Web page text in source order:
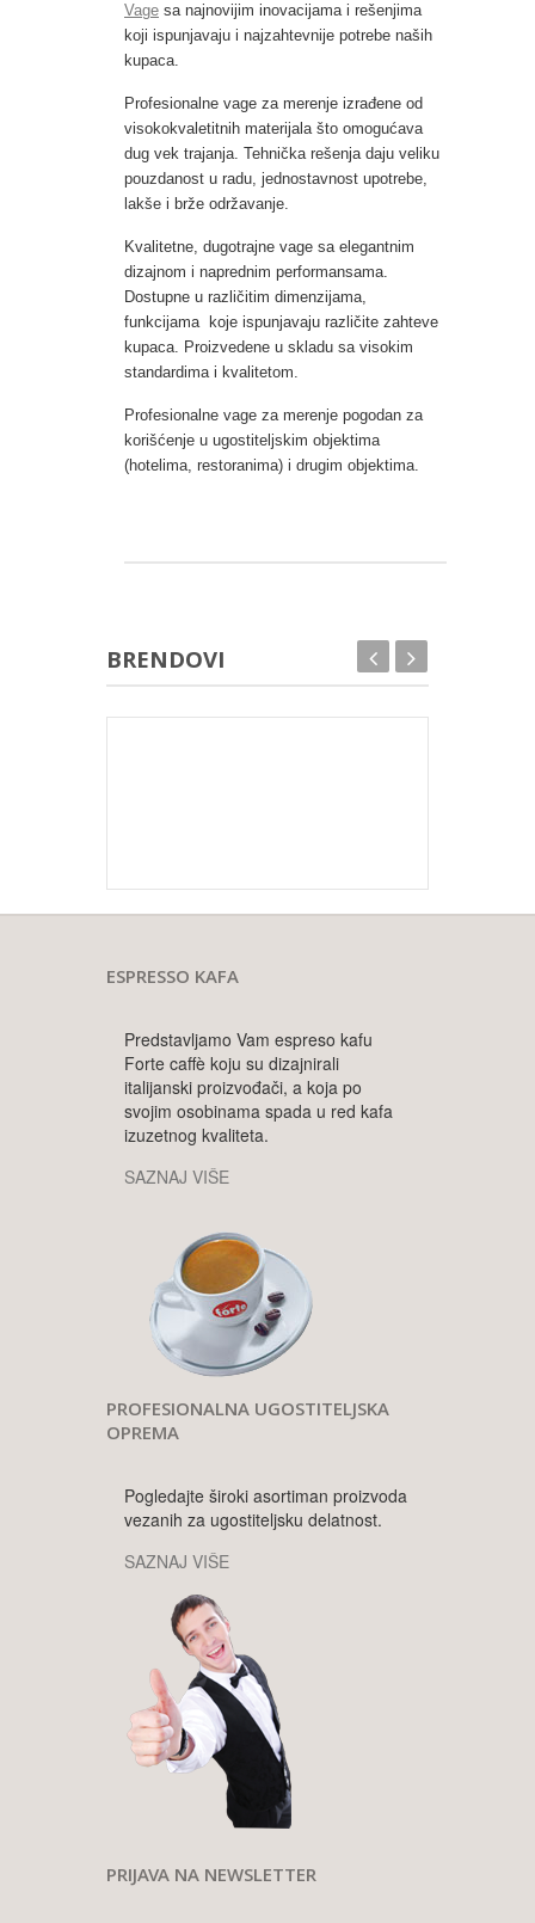
Vage sa najnovijim inovacijama i rešenjima
koji ispunjavaju i najzahtevnije potrebe naših
kupaca.
Profesionalne vage za merenje izrađene od
visokokvaletitnih materijala što omogućava
dug vek trajanja. Tehnička rešenja daju veliku
pouzdanost u radu, jednostavnost upotrebe,
lakše i brže održavanje.
Kvalitetne, dugotrajne vage sa elegantnim
dizajnom i naprednim performansama.
Dostupne u različitim dimenzijama,
funkcijama koje ispunjavaju različite zahteve
kupaca. Proizvedene u skladu sa visokim
standardima i kvalitetom.
Profesionalne vage za merenje pogodan za
korišćenje u ugostiteljskim objektima
(hotelima, restoranima) i drugim objektima.
BRENDOVI
ESPRESSO KAFA
Predstavljamo Vam espreso kafu
Forte caffè koju su dizajnirali
italijanski proizvođači, a koja po
svojim osobinama spada u red kafa
izuzetnog kvaliteta.
SAZNAJ VIŠE
PROFESIONALNA UGOSTITELJSKA
OPREMA
Pogledajte široki asortiman proizvoda
vezanih za ugostiteljsku delatnost.
SAZNAJ VIŠE
PRIJAVA NA NEWSLETTER